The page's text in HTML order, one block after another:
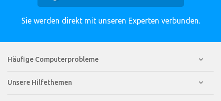
Sie werden direkt mit unseren Experten verbunden.
Häufige Computerprobleme
Unsere Hilfethemen